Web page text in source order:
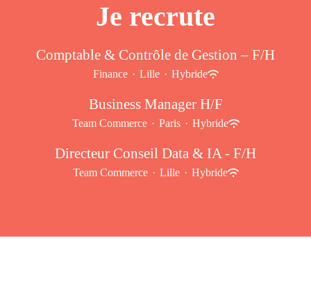
Je recrute
Comptable & Contrôle de Gestion – F/H
Finance · Lille · Hybride
Business Manager H/F
Team Commerce · Paris · Hybride
Directeur Conseil Data & IA - F/H
Team Commerce · Lille · Hybride